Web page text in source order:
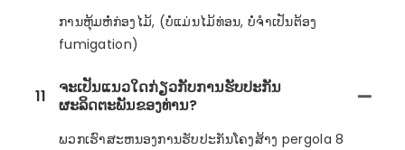
ການຫຸ້ມຫໍ່ກ່ອງໄມ້, (ບໍ່ແມ່ນໄມ້ທ່ອນ, ບໍ່ຈໍາເປັນຕ້ອງ
fumigation)
11
ຈະເປັນແນວໃດກ່ຽວກັບການຮັບປະກັນ
ຜະລິດຕະພັນຂອງທ່ານ?
ພວກເຮົາສະຫນອງການຮັບປະກັນໂຄງສ້າງ pergola 8